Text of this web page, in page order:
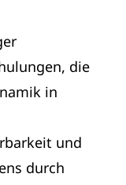
die
in
und
durch